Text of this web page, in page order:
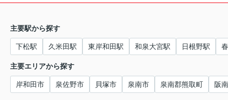
主要駅から探す
下松駅 久米田駅 東岸和田駅 和泉大宮駅 日根野駅
主要エリアから探す
岸和田市 泉佐野市 貝塚市 泉南市 泉南郡熊取町 阪